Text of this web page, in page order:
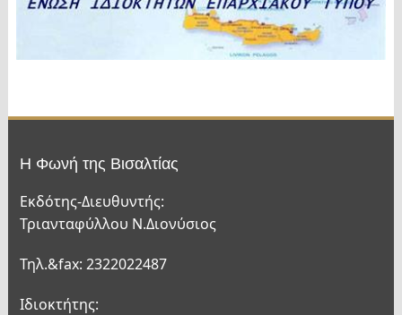
Η Φωνή της Βισαλτίας
Εκδότης-Διευθυντής:
Τριανταφύλλου Ν.Διονύσιος
Τηλ.&fax: 2322022487
Ιδιοκτήτης: